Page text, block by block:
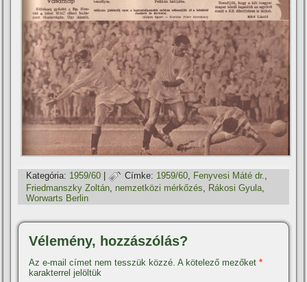
Kategória: 1959/60 | Címke: 1959/60, Fenyvesi Máté dr.,
Friedmanszky Zoltán, nemzetközi mérkőzés, Rákosi Gyula,
Worwarts Berlin
Vélemény, hozzászólás?
Az e-mail címet nem tesszük közzé. A kötelező mezőket*
karakterrel jelöltük